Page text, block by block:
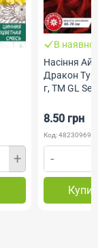
+
В
Насіння
Дракон
г, ТМ GL
8.50 грн
Код:
-